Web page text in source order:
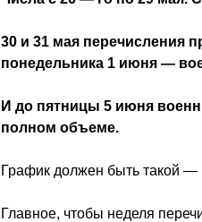
30 и 31 мая перечисления
понедельника 1 июня —
И до пятницы 5 июня
полном объеме.
График должен быть такой
Главное, чтобы неделя